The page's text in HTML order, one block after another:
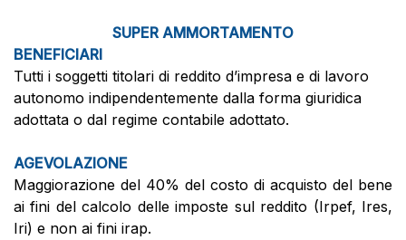
SUPER AMMORTAMENTO
BENEFICIARI
Tutti i soggetti titolari di reddito d’impresa e di lavoro
autonomo indipendentemente dalla forma giuridica
adottata o dal regime contabile adottato.
AGEVOLAZIONE
Maggiorazione del 40% del costo di acquisto del bene
ai fini del calcolo delle imposte sul reddito (Irpef, Ires,
Iri) e non ai fini irap.